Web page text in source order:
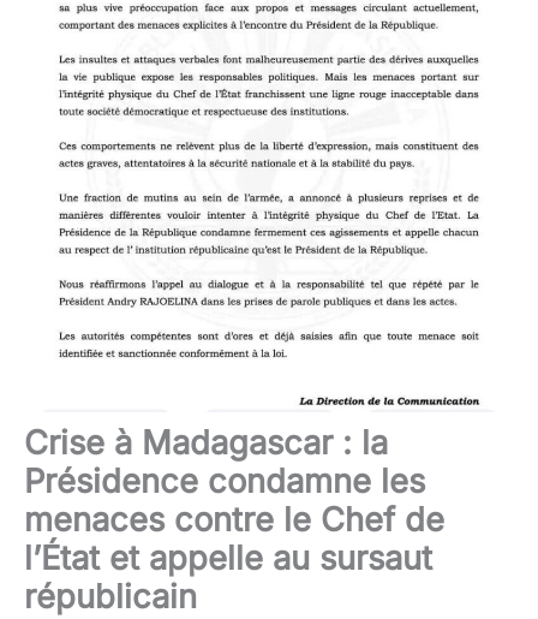
Crise à Madagascar : la
Présidence condamne les
menaces contre le Chef de
l’État et appelle au sursaut
républicain